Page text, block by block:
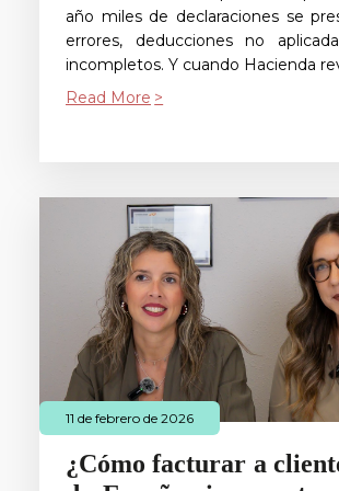
año miles de declaraciones se
errores, deducciones no
incompletos. Y cuando Hacienda
Read More
11 de febrero de 2026
¿Cómo facturar a